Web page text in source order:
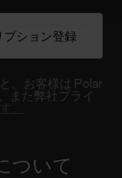
、お客様は Polar
また弊社プライ
ついて